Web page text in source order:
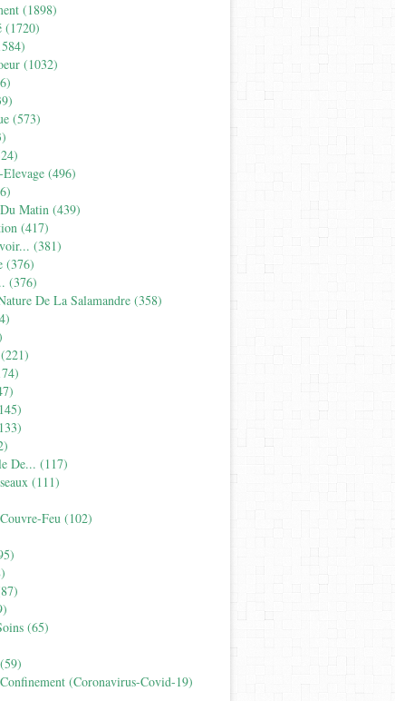
(1898)
(1720)
(1032)
(573)
(496)
Matin (439)
(417)
(381)
(376)
(376)
De La Salamandre (358)
(221)
De... (117)
(111)
Feu (102)
(65)
(59)
(coronavirus-Covid-19)